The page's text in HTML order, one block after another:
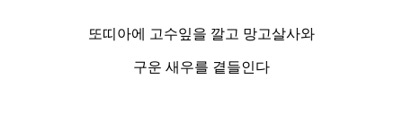
또띠아에 고수잎을 깔고 망고살사와
구운 새우를 곁들인다